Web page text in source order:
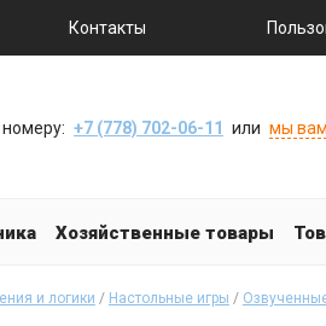
Контакты
+7 (778) 702-06-11 или мы
Хозяйственные товары
и логики / Настольные игры /